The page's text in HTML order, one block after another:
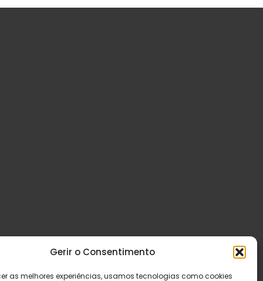
Gerir o Consentimento
as melhores experiências, usamos tecnologias como cookies